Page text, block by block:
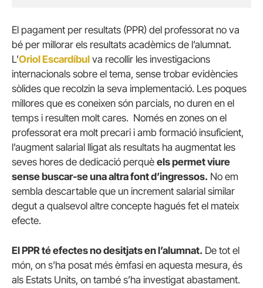
El pagament per resultats (PPR) del professorat no va
bé per millorar els resultats acadèmics de l’alumnat.
L’Oriol Escardíbul va recollir les investigacions
internacionals sobre el tema, sense trobar evidències
sòlides que recolzin la seva implementació. Les poques
millores que es coneixen són parcials, no duren en el
temps i resulten molt cares. Només en zones on el
professorat era molt precari i amb formació insuficient,
l’augment salarial lligat als resultats ha augmentat les
seves hores de dedicació perquè els permet viure
sense buscar-se una altra font d’ingressos. No em
sembla descartable que un increment salarial similar
degut a qualsevol altre concepte hagués fet el mateix
efecte.
El PPR té efectes no desitjats en l’alumnat. De tot el
món, on s’ha posat més èmfasi en aquesta mesura, és
als Estats Units, on també s’ha investigat abastament.